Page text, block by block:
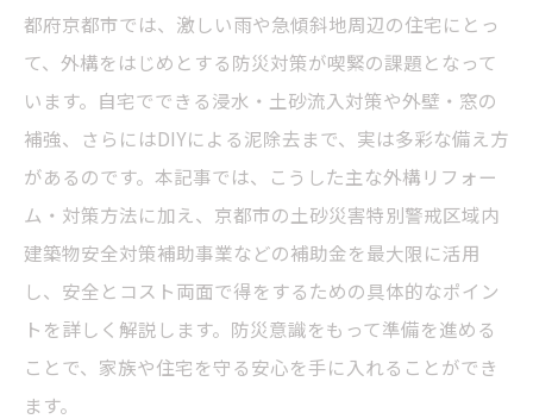
都府京都市では、激しい雨や急傾斜地周辺の住宅にとっ
て、外構をはじめとする防災対策が喫緊の課題となって
います。自宅でできる浸水・土砂流入対策や外壁・窓の
補強、さらにはDIYによる泥除去まで、実は多彩な備え方
があるのです。本記事では、こうした主な外構リフォー
ム・対策方法に加え、京都市の土砂災害特別警戒区域内
建築物安全対策補助事業などの補助金を最大限に活用
し、安全とコスト両面で得をするための具体的なポイン
トを詳しく解説します。防災意識をもって準備を進める
ことで、家族や住宅を守る安心を手に入れることができ
ます。